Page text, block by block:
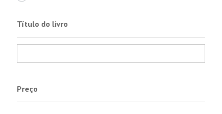
Título do livro
Preço